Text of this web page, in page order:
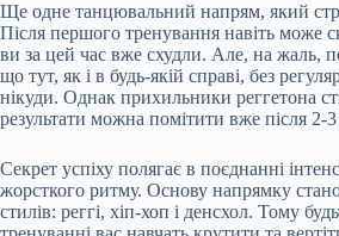
Ще одне танцювальний напрям, який
Після першого тренування навіть може
ви за цей час вже схудли. Але, на жаль,
що тут, як і в будь-якій справі, без
нікуди. Однак прихильники реггетона
результати можна помітити вже після 2-
Секрет успіху полягає в поєднанні
жорсткого ритму. Основу напрямку
стилів: реггі, хіп-хоп і денсхол. Тому